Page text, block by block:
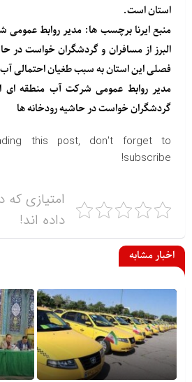
استان است.
منبعایرنا برچسب ها: مدیر روابط عمومی
البرز از مسافران و گردشگران خواست در
فصلی این استان به سبب طغیان احتمالی
مدیر روابط عمومی شرکت آب منطقه ای
گردشگران خواست در حاشیه رودخانه ها
this post, don't forget to
subscribe!
امتیازی که
داده اند!
اخبار مشابه